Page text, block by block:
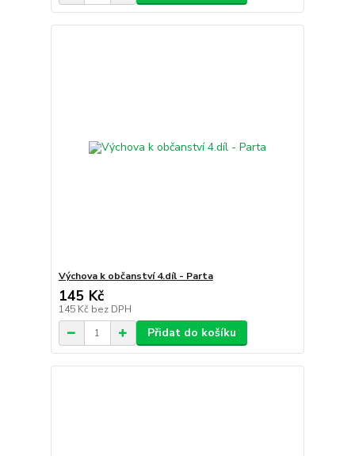
Výchova k občanství 4.díl - Parta
145 Kč
145 Kč bez DPH
Přidat do košíku